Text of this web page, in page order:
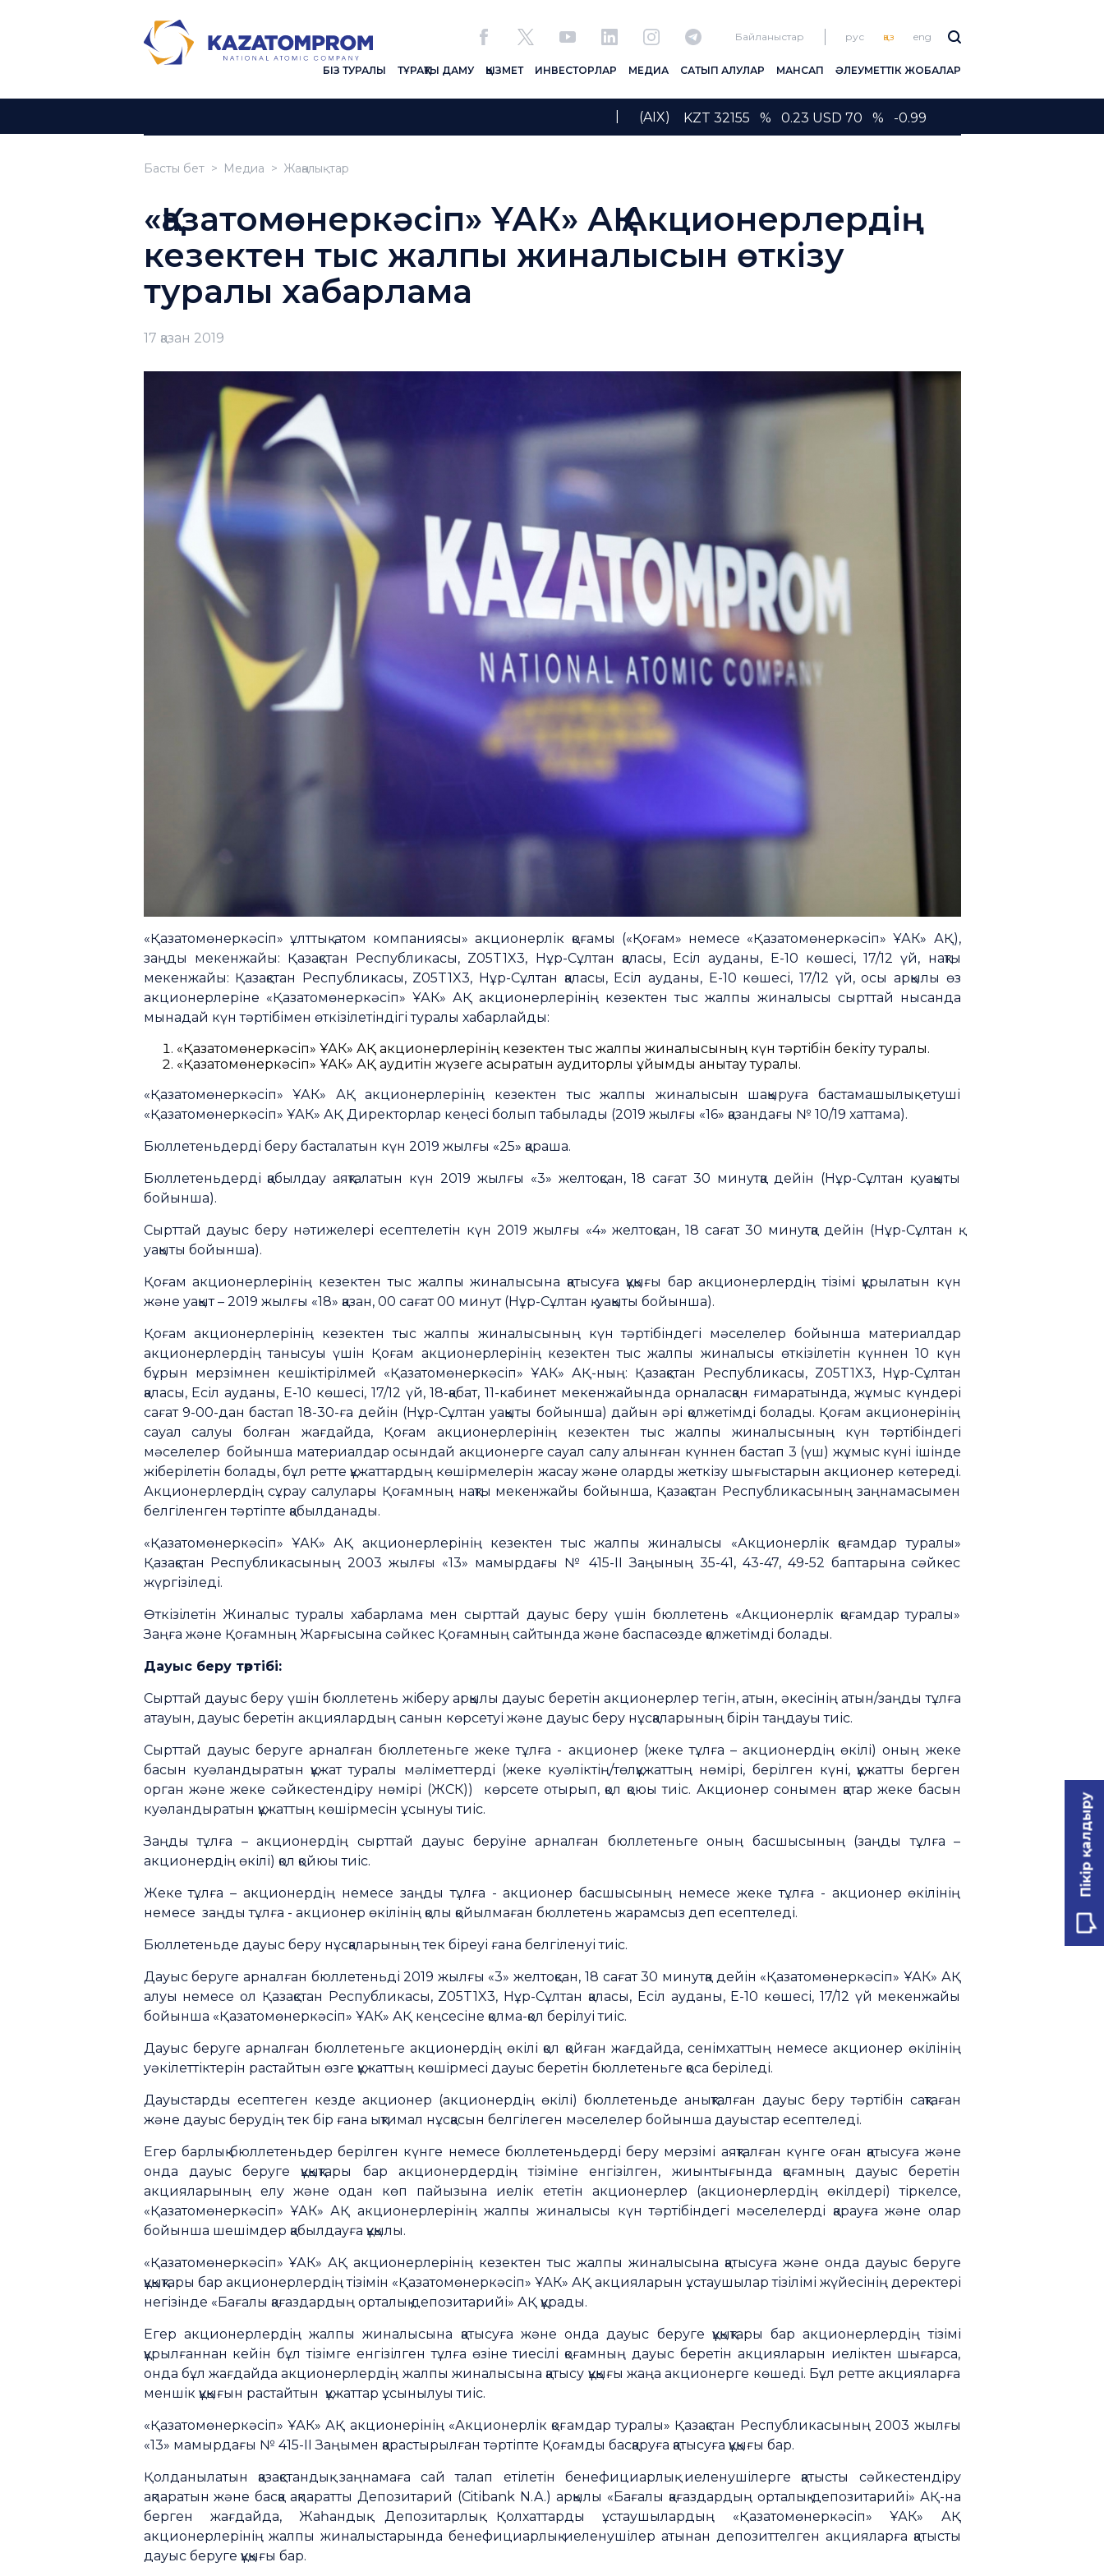
Байланыстар рус қаз eng
БІЗ ТУРАЛЫ ТҰРАҚТЫ ДАМУ ҚЫЗМЕТ ИНВЕСТОРЛАР МЕДИА САТЫП АЛУЛАР МАНСАП ӘЛЕУМЕТТІК ЖОБАЛАР
(AIX) KZT 32155 % 0.23 USD 70 % -0.99
Басты бет Медиа Жаңалықтар
«Қазатомөнеркәсіп» ҰАК» АҚ Акционерлердің
кезектен тыс жалпы жиналысын өткізу
туралы хабарлама
17 қазан 2019
«Қазатомөнеркәсіп» ұлттық атом компаниясы» акционерлік қоғамы («Қоғам» немесе «Қазатомөнеркәсіп» ҰАК» АҚ),
заңды мекенжайы: Қазақстан Республикасы, Z05T1X3, Нұр-Сұлтан қаласы, Есіл ауданы, Е-10 көшесі, 17/12 үй, нақты
мекенжайы: Қазақстан Республикасы, Z05T1X3, Нұр-Сұлтан қаласы, Есіл ауданы, Е-10 көшесі, 17/12 үй, осы арқылы өз
акционерлеріне «Қазатомөнеркәсіп» ҰАК» АҚ акционерлерінің кезектен тыс жалпы жиналысы сырттай нысанда
мынадай күн тәртібімен өткізілетіндігі туралы хабарлайды:
«Қазатомөнеркәсіп» ҰАК» АҚ акционерлерінің кезектен тыс жалпы жиналысының күн тәртібін бекіту туралы.
«Қазатомөнеркәсіп» ҰАК» АҚ аудитін жүзеге асыратын аудиторлық ұйымды анықтау туралы.
«Қазатомөнеркәсіп» ҰАК» АҚ акционерлерінің кезектен тыс жалпы жиналысын шақыруға бастамашылық етуші
«Қазатомөнеркәсіп» ҰАК» АҚ Директорлар кеңесі болып табылады (2019 жылғы «16» қазандағы № 10/19 хаттама).
Бюллетеньдерді беру басталатын күн 2019 жылғы «25» қараша.
Бюллетеньдерді қабылдау аяқталатын күн 2019 жылғы «3» желтоқсан, 18 сағат 30 минутқа дейін (Нұр-Сұлтан қ. уақыты
бойынша).
Сырттай дауыс беру нәтижелері есептелетін күн 2019 жылғы «4» желтоқсан, 18 сағат 30 минутқа дейін (Нұр-Сұлтан қ.
уақыты бойынша).
Қоғам акционерлерінің кезектен тыс жалпы жиналысына қатысуға құқығы бар акционерлердің тізімі құрылатын күн
және уақыт – 2019 жылғы «18» қазан, 00 сағат 00 минут (Нұр-Сұлтан қ. уақыты бойынша).
Қоғам акционерлерінің кезектен тыс жалпы жиналысының күн тәртібіндегі мәселелер бойынша материалдар
акционерлердің танысуы үшін Қоғам акционерлерінің кезектен тыс жалпы жиналысы өткізілетін күннен 10 күн
бұрын мерзімнен кешіктірілмей «Қазатомөнеркәсіп» ҰАК» АҚ-ның: Қазақстан Республикасы, Z05T1X3, Нұр-Сұлтан
қаласы, Есіл ауданы, Е-10 көшесі, 17/12 үй, 18-қабат, 11-кабинет мекенжайында орналасқан ғимаратында, жұмыс күндері
сағат 9-00-дан бастап 18-30-ға дейін (Нұр-Сұлтан уақыты бойынша) дайын әрі қолжетімді болады. Қоғам акционерінің
сауал салуы болған жағдайда, Қоғам акционерлерінің кезектен тыс жалпы жиналысының күн тәртібіндегі
мәселелер бойынша материалдар осындай акционерге сауал салу алынған күннен бастап 3 (үш) жұмыс күні ішінде
жіберілетін болады, бұл ретте құжаттардың көшірмелерін жасау және оларды жеткізу шығыстарын акционер көтереді.
Акционерлердің сұрау салулары Қоғамның нақты мекенжайы бойынша, Қазақстан Республикасының заңнамасымен
белгіленген тәртіпте қабылданады.
«Қазатомөнеркәсіп» ҰАК» АҚ акционерлерінің кезектен тыс жалпы жиналысы «Акционерлік қоғамдар туралы»
Қазақстан Республикасының 2003 жылғы «13» мамырдағы № 415-ІІ Заңының 35-41, 43-47, 49-52 баптарына сәйкес
жүргізіледі.
Өткізілетін Жиналыс туралы хабарлама мен сырттай дауыс беру үшін бюллетень «Акционерлік қоғамдар туралы»
Заңға және Қоғамның Жарғысына сәйкес Қоғамның сайтында және баспасөзде қолжетімді болады.
Дауыс беру тәртібі:
Сырттай дауыс беру үшін бюллетень жіберу арқылы дауыс беретін акционерлер тегін, атын, әкесінің атын/заңды тұлға
атауын, дауыс беретін акциялардың санын көрсетуі және дауыс беру нұсқаларының бірін таңдауы тиіс.
Сырттай дауыс беруге арналған бюллетеньге жеке тұлға - акционер (жеке тұлға – акционердің өкілі) оның жеке
басын куәландыратын құжат туралы мәліметтерді (жеке куәліктің/төлқұжаттың нөмірі, берілген күні, құжатты берген
орган және жеке сәйкестендіру нөмірі (ЖСК)) көрсете отырып, қол қоюы тиіс. Акционер сонымен қатар жеке басын
куәландыратын құжаттың көшірмесін ұсынуы тиіс.
Заңды тұлға – акционердің сырттай дауыс беруіне арналған бюллетеньге оның басшысының (заңды тұлға –
акционердің өкілі) қол қойюы тиіс.
Жеке тұлға – акционердің немесе заңды тұлға - акционер басшысының немесе жеке тұлға - акционер өкілінің
немесе заңды тұлға - акционер өкілінің қолы қойылмаған бюллетень жарамсыз деп есептеледі.
Бюллетеньде дауыс беру нұсқаларының тек біреуі ғана белгіленуі тиіс.
Дауыс беруге арналған бюллетеньді 2019 жылғы «3» желтоқсан, 18 сағат 30 минутқа дейін «Қазатомөнеркәсіп» ҰАК» АҚ
алуы немесе ол Қазақстан Республикасы, Z05T1X3, Нұр-Сұлтан қаласы, Есіл ауданы, Е-10 көшесі, 17/12 үй мекенжайы
бойынша «Қазатомөнеркәсіп» ҰАК» АҚ кеңсесіне қолма-қол берілуі тиіс.
Дауыс беруге арналған бюллетеньге акционердің өкілі қол қойған жағдайда, сенімхаттың немесе акционер өкілінің
уәкілеттіктерін растайтын өзге құжаттың көшірмесі дауыс беретін бюллетеньге қоса беріледі.
Дауыстарды есептеген кезде акционер (акционердің өкілі) бюллетеньде анықталған дауыс беру тәртібін сақтаған
және дауыс берудің тек бір ғана ықтимал нұсқасын белгілеген мәселелер бойынша дауыстар есептеледі.
Егер барлық бюллетеньдер берілген күнге немесе бюллетеньдерді беру мерзімі аяқталған күнге оған қатысуға және
онда дауыс беруге құқықтары бар акционердердің тізіміне енгізілген, жиынтығында қоғамның дауыс беретін
акцияларының елу және одан көп пайызына иелік ететін акционерлер (акционерлердің өкілдері) тіркелсе,
«Қазатомөнеркәсіп» ҰАК» АҚ акционерлерінің жалпы жиналысы күн тәртібіндегі мәселелерді қарауға және олар
бойынша шешімдер қабылдауға құқылы.
«Қазатомөнеркәсіп» ҰАК» АҚ акционерлерінің кезектен тыс жалпы жиналысына қатысуға және онда дауыс беруге
құқықтары бар акционерлердің тізімін «Қазатомөнеркәсіп» ҰАК» АҚ акцияларын ұстаушылар тізілімі жүйесінің деректері
негізінде «Бағалы қағаздардың орталық депозитарийі» АҚ құрады.
Егер акционерлердің жалпы жиналысына қатысуға және онда дауыс беруге құқықтары бар акционерлердің тізімі
құрылғаннан кейін бұл тізімге енгізілген тұлға өзіне тиесілі қоғамның дауыс беретін акцияларын иеліктен шығарса,
онда бұл жағдайда акционерлердің жалпы жиналысына қатысу құқығы жаңа акционерге көшеді. Бұл ретте акцияларға
меншік құқығын растайтын құжаттар ұсынылуы тиіс.
«Қазатомөнеркәсіп» ҰАК» АҚ акционерінің «Акционерлік қоғамдар туралы» Қазақстан Республикасының 2003 жылғы
«13» мамырдағы № 415-ІІ Заңымен қарастырылған тәртіпте Қоғамды басқаруға қатысуға құқығы бар.
Қолданылатын қазақстандық заңнамаға сай талап етілетін бенефициарлық иеленушілерге қатысты сәйкестендіру
ақпаратын және басқа ақпаратты Депозитарий (Citibank N.A.) арқылы «Бағалы қағаздардың орталық депозитарийі» АҚ-на
берген жағдайда, Жаһандық Депозитарлық Қолхаттарды ұстаушылардың «Қазатомөнеркәсіп» ҰАК» АҚ
акционерлерінің жалпы жиналыстарында бенефициарлық иеленушілер атынан депозиттелген акцияларға қатысты
дауыс беруге құқығы бар.
Пікір қалдыру